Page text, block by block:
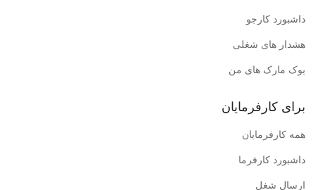
داشبورد کارجو
هشدار های شغلی
بوک مارک های من
برای کارفرمایان
همه کارفرمایان
داشبورد کارفرما
ارسال شغل